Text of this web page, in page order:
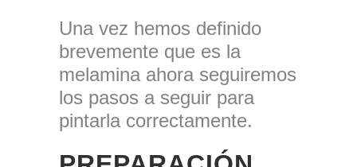
Una vez hemos definido
brevemente que es la
melamina ahora seguiremos
los pasos a seguir para
pintarla correctamente.